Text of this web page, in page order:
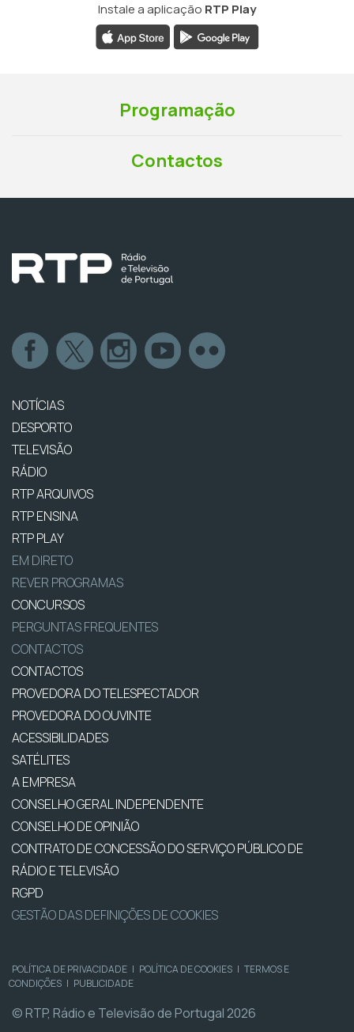
Instale a aplicação RTP Play
Programação
Contactos
NOTÍCIAS
DESPORTO
TELEVISÃO
RÁDIO
RTP ARQUIVOS
RTP ENSINA
RTP PLAY
EM DIRETO
REVER PROGRAMAS
CONCURSOS
PERGUNTAS FREQUENTES
CONTACTOS
CONTACTOS
PROVEDORA DO TELESPECTADOR
PROVEDORA DO OUVINTE
ACESSIBILIDADES
SATÉLITES
A EMPRESA
CONSELHO GERAL INDEPENDENTE
CONSELHO DE OPINIÃO
CONTRATO DE CONCESSÃO DO SERVIÇO PÚBLICO DE
RÁDIO E TELEVISÃO
RGPD
GESTÃO DAS DEFINIÇÕES DE COOKIES
POLÍTICA DE PRIVACIDADE | POLÍTICA DE COOKIES | TERMOS E
CONDIÇÕES | PUBLICIDADE
© RTP, Rádio e Televisão de Portugal 2026